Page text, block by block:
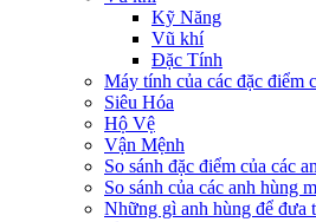
Kỹ Năng
Vũ khí
Đặc Tính
Máy tính của các đặc điểm
Siêu Hóa
Hộ Vệ
Vận Mệnh
So sánh đặc điểm của các
So sánh của các anh hùng
Những gì anh hùng để đưa